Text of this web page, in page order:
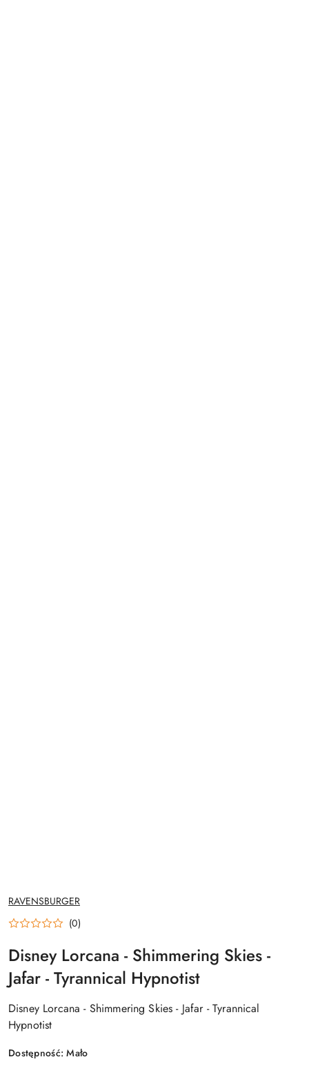
NAZWA
PRODUCENTA:
RAVENSBURGER
(0)
Disney Lorcana - Shimmering Skies -
Jafar - Tyrannical Hypnotist
Disney Lorcana - Shimmering Skies - Jafar - Tyrannical
Hypnotist
Dostępność:Mało